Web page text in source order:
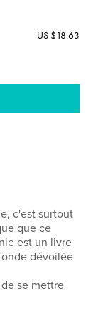
US $18.63
c'est surtout
que ce
est un livre
dévoilée
se mettre